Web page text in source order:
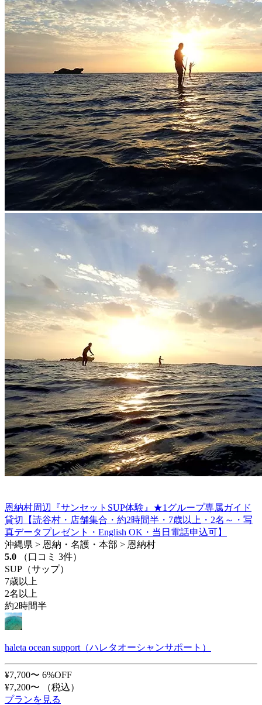
恩納村周辺『サンセットSUP体験』★1グループ専属ガイド
貸切【読谷村・店舗集合・約2時間半・7歳以上・2名～・写
真データプレゼント・English OK・当日電話申込可】
沖縄県 > 恩納・名護・本部 > 恩納村
5.0
（口コミ 3件）
SUP（サップ）
7歳以上
2名以上
約2時間半
haleta ocean support（ハレタオーシャンサポート）
¥7,700〜 6%OFF
¥7,200〜
（税込）
プランを見る